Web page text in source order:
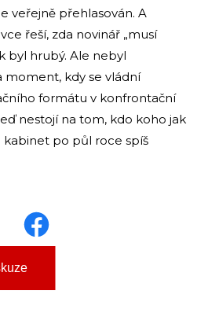
veřejně přehlasován. A
řeší, zda novinář „musí
byl hrubý. Ale nebyl
moment, kdy se vládní
formátu v konfrontační
nestojí na tom, kdo koho jak
kabinet po půl roce spíš